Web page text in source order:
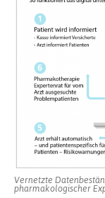
Vernetzte
pharmakologischer